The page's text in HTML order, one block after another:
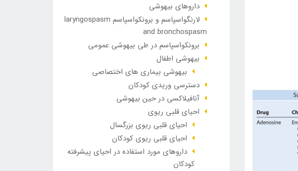
داروهای بیهوشی
لارنگواسپاسم و برونکواسپاسم laryngospasm
and bronchospasm
برونکواسپاسم در طی بیهوشی عمومی
بیهوشی اطفال
بیهوشی بیماری های اختصاصی
دسترسی وریدی کودکان
آنافيلاکسی در حين بيهوشی
احیای قلبی ریوی
احیای قلبی ریوی بزرگسال
احیای قلبی ریوی کودکان
داروهای مورد استفاده در احیای پیشرفته
کودکان